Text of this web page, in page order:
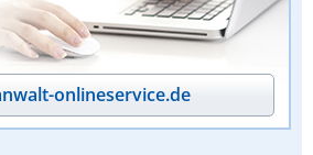
onlineservice.de